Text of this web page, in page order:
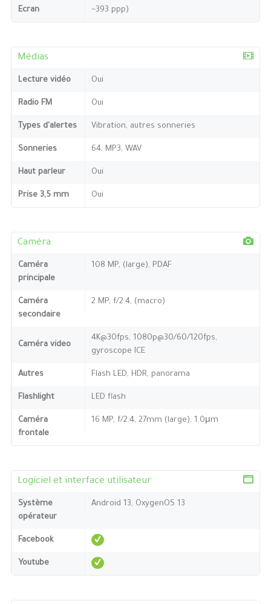
Ecran
~393 ppp)
Médias
Lecture vidéo Oui
Radio FM Oui
Types d'alertes Vibration, autres sonneries
Sonneries 64, MP3, WAV
Haut parleur Oui
Prise 3,5 mm Oui
Caméra
Caméra
principale
108 MP, (large), PDAF
Caméra
secondaire
2 MP, f/2.4, (macro)
Caméra video
4K@30fps, 1080p@30/60/120fps,
gyroscope ICE
Autres Flash LED, HDR, panorama
Flashlight LED flash
Caméra
frontale
16 MP, f/2.4, 27mm (large), 1.0μm
Logiciel et interface utilisateur
Système
opérateur
Android 13, OxygenOS 13
Facebook
Youtube